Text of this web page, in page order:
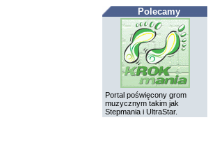
Polecamy
Portal poświęcony grom
muzycznym takim jak
Stepmania i UltraStar.